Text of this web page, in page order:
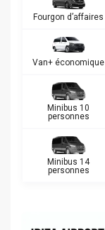
Fourgon d’affaires
Van+ économique
Minibus 10
personnes
Minibus 14
personnes